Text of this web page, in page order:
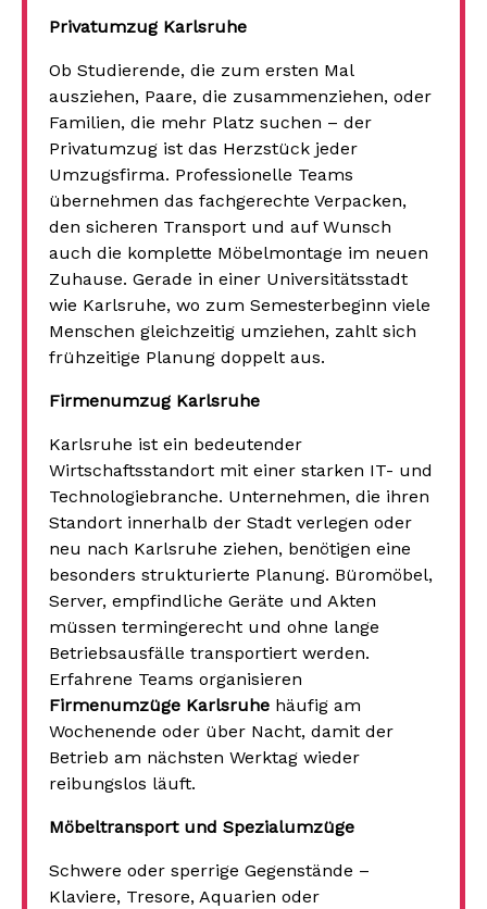
Privatumzug Karlsruhe
Ob Studierende, die zum ersten Mal
ausziehen, Paare, die zusammenziehen, oder
Familien, die mehr Platz suchen – der
Privatumzug ist das Herzstück jeder
Umzugsfirma. Professionelle Teams
übernehmen das fachgerechte Verpacken,
den sicheren Transport und auf Wunsch
auch die komplette Möbelmontage im neuen
Zuhause. Gerade in einer Universitätsstadt
wie Karlsruhe, wo zum Semesterbeginn viele
Menschen gleichzeitig umziehen, zahlt sich
frühzeitige Planung doppelt aus.
Firmenumzug Karlsruhe
Karlsruhe ist ein bedeutender
Wirtschaftsstandort mit einer starken IT- und
Technologiebranche. Unternehmen, die ihren
Standort innerhalb der Stadt verlegen oder
neu nach Karlsruhe ziehen, benötigen eine
besonders strukturierte Planung. Büromöbel,
Server, empfindliche Geräte und Akten
müssen termingerecht und ohne lange
Betriebsausfälle transportiert werden.
Erfahrene Teams organisieren
Firmenumzüge Karlsruhe häufig am
Wochenende oder über Nacht, damit der
Betrieb am nächsten Werktag wieder
reibungslos läuft.
Möbeltransport und Spezialumzüge
Schwere oder sperrige Gegenstände –
Klaviere, Tresore, Aquarien oder